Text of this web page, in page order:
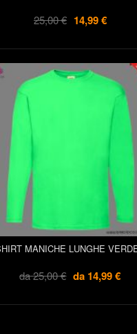
25,00 € 14,99 €
MANICHE LUNGHE
da25,00 € da 14,99 €